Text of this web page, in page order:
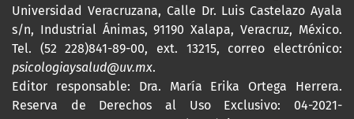
Universidad Veracruzana, Calle Dr. Luis Castelazo Ayala
s/n, Industrial Ánimas, 91190 Xalapa, Veracruz, México.
Tel. (52 228)841-89-00, ext. 13215, correo electrónico:
psicologiaysalud@uv.mx.
Editor responsable: Dra. María Erika Ortega Herrera.
Reserva de Derechos al Uso Exclusivo: 04-2021-